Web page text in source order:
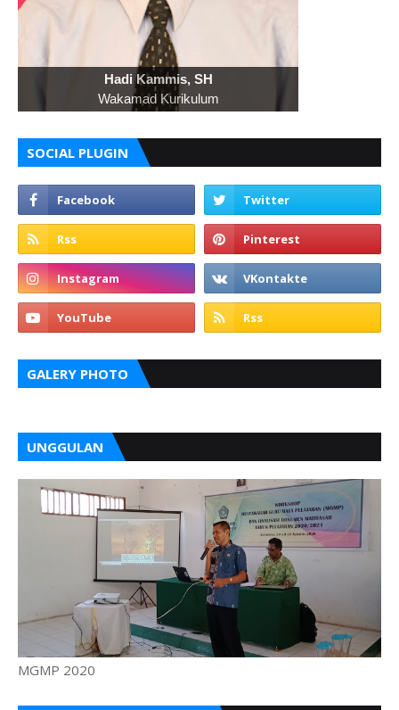
Hadi Kammis, SH
Wakamad Kurikulum
SOCIAL PLUGIN
GALERY PHOTO
UNGGULAN
MGMP 2020